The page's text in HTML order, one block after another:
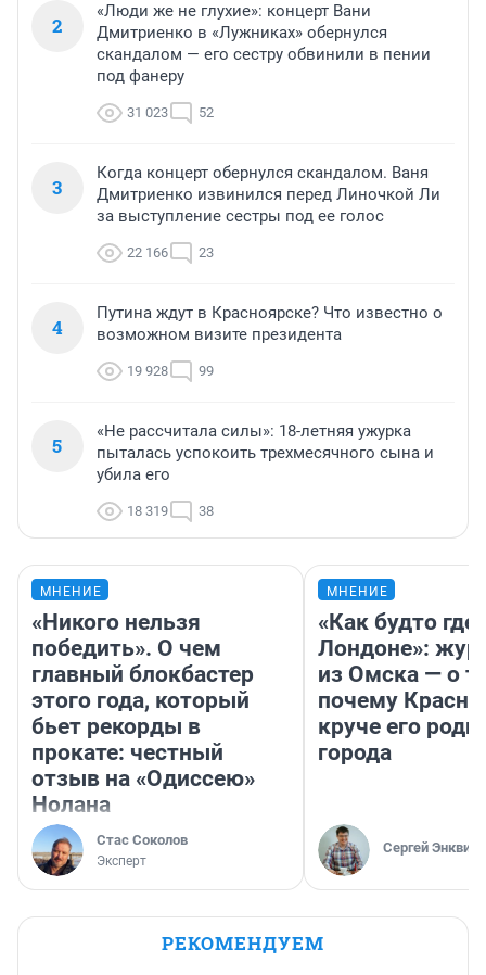
2
«Люди же не глухие»: концерт Вани
Дмитриенко в «Лужниках» обернулся
скандалом — его сестру обвинили в пении
под фанеру
31 023 52
3
Когда концерт обернулся скандалом. Ваня
Дмитриенко извинился перед Линочкой Ли
за выступление сестры под ее голос
22 166 23
4
Путина ждут в Красноярске? Что известно о
возможном визите президента
19 928 99
5
«Не рассчитала силы»: 18-летняя ужурка
пыталась успокоить трехмесячного сына и
убила его
18 319 38
МНЕНИЕ
«Никого нельзя
победить». О чем
главный блокбастер
этого года, который
бьет рекорды в
прокате: честный
отзыв на «Одиссею»
Нолана
Стас Соколов
Эксперт
МНЕНИЕ
«Как будто
Лондоне»:
из Омска — о
почему
круче его
города
Сергей Энквист
РЕКОМЕНДУЕМ